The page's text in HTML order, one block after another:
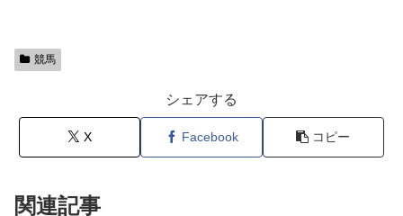
競馬
シェアする
X Facebook コピー
関連記事